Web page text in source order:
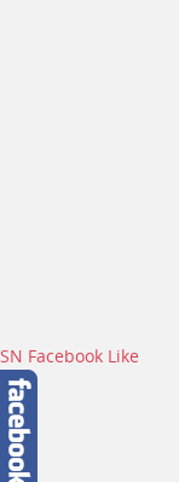
SN Facebook Like